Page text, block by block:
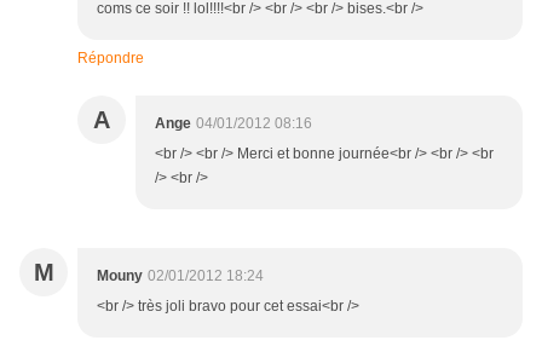
coms ce soir !! lol!!!!<br /> <br /> <br /> bises.<br />
Répondre
A Ange 04/01/2012 08:16
<br /> <br /> Merci et bonne journée<br /> <br /> <br
/> <br />
M Mouny 02/01/2012 18:24
<br /> très joli bravo pour cet essai<br />